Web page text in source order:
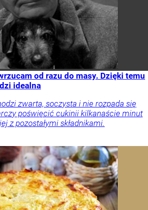
od razu do masy. Dzięki temu
idealna
zwarta, soczysta i nie rozpada się
poświęcić cukinii kilkanaście minut
z pozostałymi składnikami.